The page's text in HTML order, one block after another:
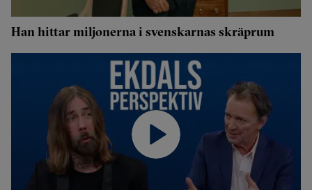
Han hittar miljonerna i svenskarnas skräprum